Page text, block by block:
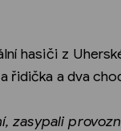
hasiči z
řidička a dva
zasypali